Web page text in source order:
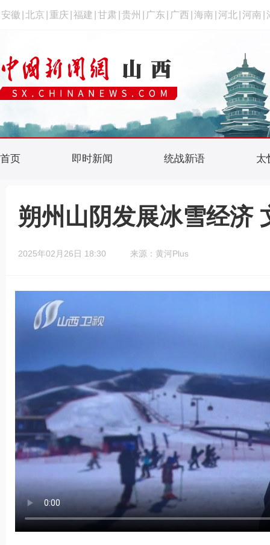
安徽 北京 重庆 福建 甘肃 贵州 广东 广西 海南 河北 河南
首页 即时新闻 统战新语 太
朔州山阴发展冰雪经济
2025年02月26日 18:30 来源：黄河Plus